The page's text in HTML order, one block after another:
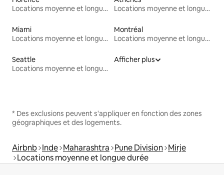
Locations moyenne et longue durée
Locations moyenne et longue durée
Miami
Locations moyenne et longue durée
Montréal
Locations moyenne et longue durée
Seattle
Locations moyenne et longue durée
Afficher plus
* Des exclusions peuvent s'appliquer en fonction des zones
géographiques et des logements.
Airbnb Inde Maharashtra Pune Division Mirje
Locations moyenne et longue durée